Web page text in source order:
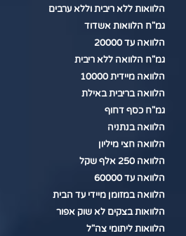
הלוואות ללא ריבית וללא ערבים
גמ"ח הלוואות אשדוד
הלוואה עד 20000
גמ"ח הלוואה ללא ריבית
הלוואה מיידית 10000
הלוואה בריבית באילת
גמ"ח כסף דחוף
הלוואה בנתניה
הלוואה חצי מיליון
הלוואה 250 אלף שקל
הלוואה עד 60000
הלוואה במזומן מיידי עד הבית
הלוואות בצקים לא שוק אפור
הלוואות ליתומי צה"ל